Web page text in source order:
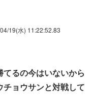
19(水) 11:22:52.83
るの今はいないから
ョウサンと対戦して